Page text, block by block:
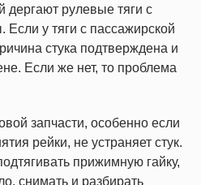
дергают рулевые тяги с
Если у тяги с пассажирской
стука подтверждена и
Если же нет, то проблема
запчасти, особенно если
рейки, не устраняет стук.
прижимную гайку,
снимать и разбирать